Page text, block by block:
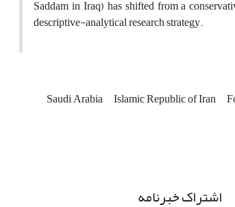
Saddam in Iraq) has shifted from a
descriptive-analytical research strategy.
Saudi Arabia Islamic Republic of Iran
اشتراک خبرنامه